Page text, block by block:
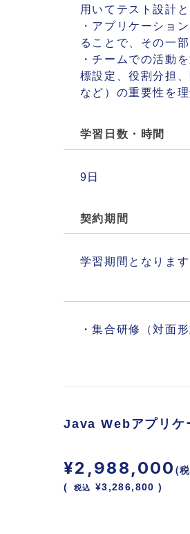
用いてテスト設計
・アプリケーショ
ることで、その一
・チームでの活動
標設定、役割分担
など）の重要性を理
学習日数・時間
9日
契約期間
学習期間となります
・集合研修（対面
Java Webアプリケ
¥2,988,000 (
( 税込 ¥3,286,800 )